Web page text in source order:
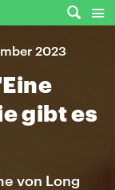
2023
gibt es
von Long